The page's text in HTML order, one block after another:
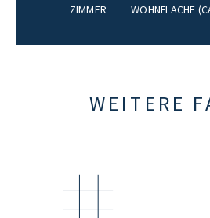
ZIMMER WOHNFLÄCHE
WEITERE